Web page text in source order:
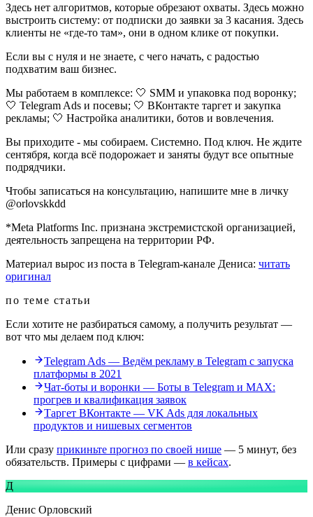
Здесь нет алгоритмов, которые обрезают охваты. Здесь можно
выстроить систему: от подписки до заявки за 3 касания. Здесь
клиенты не «где-то там», они в одном клике от покупки.
Если вы с нуля и не знаете, с чего начать, с радостью
подхватим ваш бизнес.
Мы работаем в комплексе: 🤍 SMM и упаковка под воронку;
🤍 Telegram Ads и посевы; 🤍 ВКонтакте таргет и закупка
рекламы; 🤍 Настройка аналитики, ботов и вовлечения.
Вы приходите - мы собираем. Системно. Под ключ. Не ждите
сентября, когда всё подорожает и заняты будут все опытные
подрядчики.
Чтобы записаться на консультацию, напишите мне в личку
@orlovskkdd
*Meta Platforms Inc. признана экстремистской организацией,
деятельность запрещена на территории РФ.
Материал вырос из поста в Telegram-канале Дениса: читать
оригинал
по теме статьи
Если хотите не разбираться самому, а получить результат —
вот что мы делаем под ключ:
Telegram Ads — Ведём рекламу в Telegram с запуска
платформы в 2021
Чат-боты и воронки — Боты в Telegram и MAX:
прогрев и квалификация заявок
Таргет ВКонтакте — VK Ads для локальных
продуктов и нишевых сегментов
Или сразу прикиньте прогноз по своей нише — 5 минут, без
обязательств. Примеры с цифрами — в кейсах.
Д
Денис Орловский